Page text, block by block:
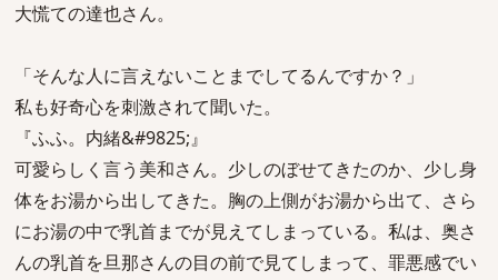
大慌ての達也さん。
「そんな人に言えないことまでしてるんですか？」
私も好奇心を刺激されて聞いた。
『ふふ。内緒&#9825;』
可愛らしく言う美和さん。少しのぼせてきたのか、少し身
体をお湯から出してきた。胸の上側がお湯から出て、さら
にお湯の中で乳首までが見えてしまっている。私は、奥さ
んの乳首を旦那さんの目の前で見てしまって、罪悪感でい